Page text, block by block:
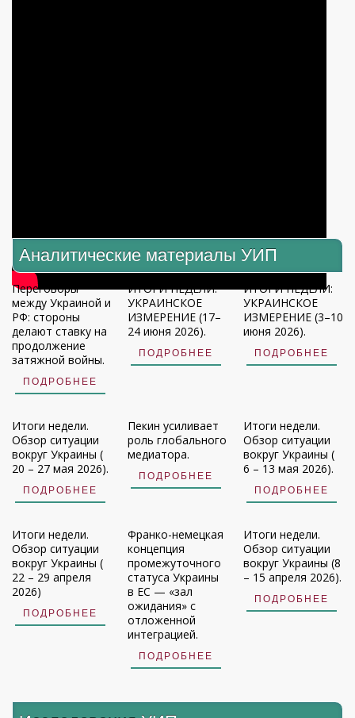
Аналитические материалы УИП
Переговоры
между Украиной и
РФ: стороны
делают ставку на
продолжение
затяжной войны.
ПОДРОБНЕЕ
ИТОГИ НЕДЕЛИ:
УКРАИНСКОЕ
ИЗМЕРЕНИЕ (17–
24 июня 2026).
ПОДРОБНЕЕ
ИТОГИ НЕДЕЛИ:
УКРАИНСКОЕ
ИЗМЕРЕНИЕ (3–10
июня 2026).
ПОДРОБНЕЕ
Итоги недели.
Обзор ситуации
вокруг Украины (
20 – 27 мая 2026).
ПОДРОБНЕЕ
Пекин усиливает
роль глобального
медиатора.
ПОДРОБНЕЕ
Итоги недели.
Обзор ситуации
вокруг Украины (
6 – 13 мая 2026).
ПОДРОБНЕЕ
Итоги недели.
Обзор ситуации
вокруг Украины (
22 – 29 апреля
2026)
ПОДРОБНЕЕ
Франко-немецкая
концепция
промежуточного
статуса Украины
в ЕС — «зал
ожидания» с
отложенной
интеграцией.
ПОДРОБНЕЕ
Итоги недели.
Обзор ситуации
вокруг Украины (8
– 15 апреля 2026).
ПОДРОБНЕЕ